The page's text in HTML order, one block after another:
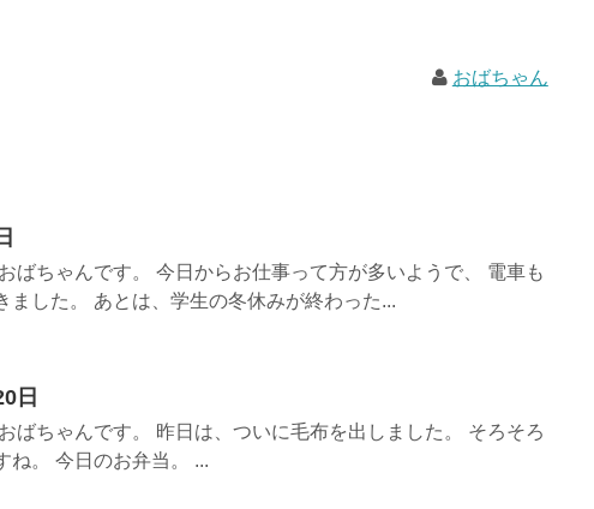
おばちゃん
ばちゃんです。 今日からお仕事って方が多いようで、 電車も
ました。 あとは、学生の冬休みが終わった...
日
ばちゃんです。 昨日は、ついに毛布を出しました。 そろそろ
ね。 今日のお弁当。 ...